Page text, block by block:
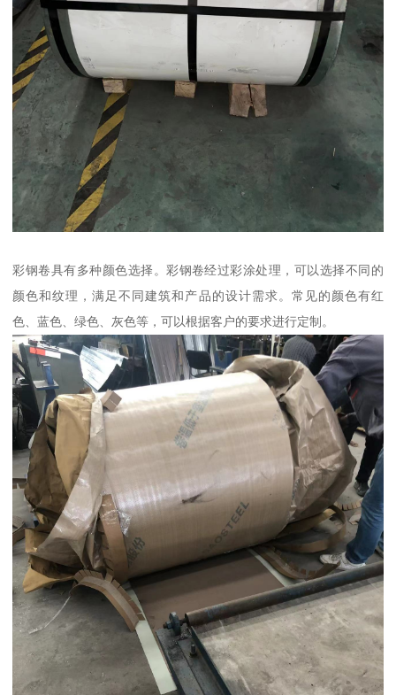
彩钢卷具有多种颜色选择。彩钢卷经过彩涂处理，可以选择不同的
颜色和纹理，满足不同建筑和产品的设计需求。常见的颜色有红
色、蓝色、绿色、灰色等，可以根据客户的要求进行定制。